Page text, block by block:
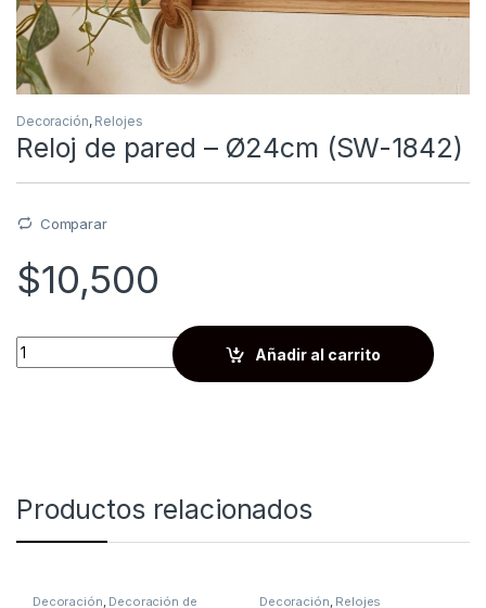
Decoración, Relojes
Reloj de pared – Ø24cm (SW-1842)
Comparar
$10,500
Quantity
Añadir al carrito
Productos relacionados
Decoración, Decoración de Decoración, Relojes